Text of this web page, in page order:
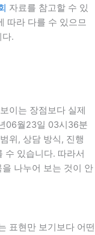
자료를 참고할 수 있
따라 다를 수 있으므
.
이는 장점보다 실제
06월23일 03시36분
위, 상담 방식, 진행
수 있습니다. 따라서
나누어 보는 것이 안
표현만 보기보다 어떤